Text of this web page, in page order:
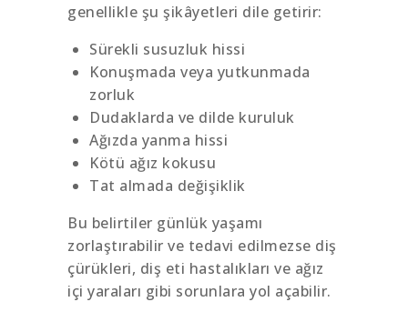
genellikle şu şikâyetleri dile getirir:
Sürekli susuzluk hissi
Konuşmada veya yutkunmada
zorluk
Dudaklarda ve dilde kuruluk
Ağızda yanma hissi
Kötü ağız kokusu
Tat almada değişiklik
Bu belirtiler günlük yaşamı
zorlaştırabilir ve tedavi edilmezse diş
çürükleri, diş eti hastalıkları ve ağız
içi yaraları gibi sorunlara yol açabilir.